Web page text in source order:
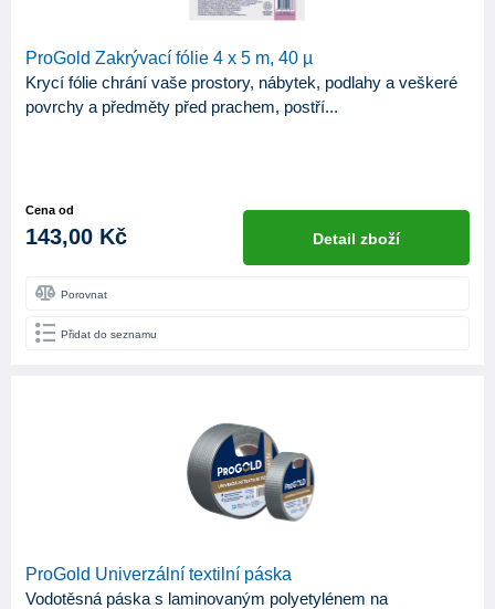
ProGold Zakrývací fólie 4 x 5 m, 40 µ
Krycí fólie chrání vaše prostory, nábytek, podlahy a veškeré
povrchy a předměty před prachem, postří...
Cena od
143,00 Kč Detail zboží
Porovnat
Přidat do seznamu
ProGold Univerzální textilní páska
Vodotěsná páska s laminovaným polyetylénem na